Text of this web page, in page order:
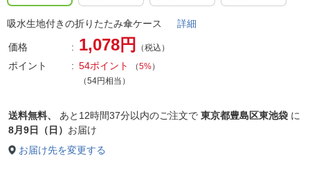
吸水生地付きの折りたたみ傘ケース 詳細
価格 1,078円 （税込）
ポイント 54ポイント （5%）
（54円相当）
送料無料、 あと 12時間37分以内のご注文で 東京都豊島区東池袋 に
8月9日（日） お届け
お届け先を変更する